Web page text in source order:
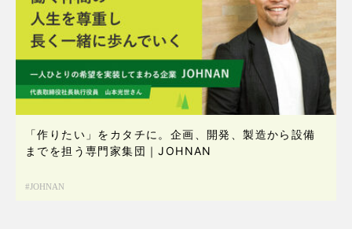
「作りたい」をカタチに。企画、開発、製造から設備
までを担う専門家集団｜JOHNAN
JOHNAN